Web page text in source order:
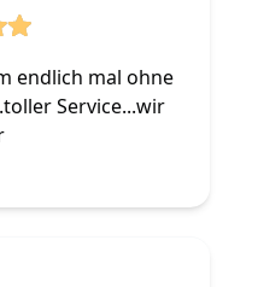
endlich mal ohne
Service...wir